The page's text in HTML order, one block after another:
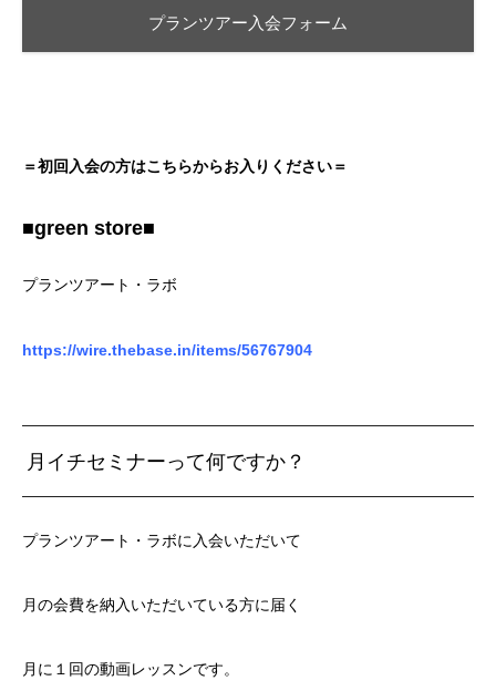
プランツアー入会フォーム
＝初回入会の方はこちらからお入りください＝
■green store■
プランツアート・ラボ
https://wire.thebase.in/items/56767904
月イチセミナーって何ですか？
プランツアート・ラボに入会いただいて
月の会費を納入いただいている方に届く
月に１回の動画レッスンです。